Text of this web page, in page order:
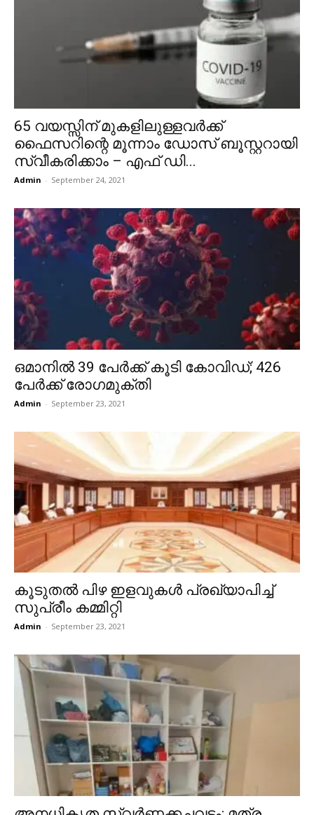
65 വയസ്സിന് മുകളിലുള്ളവർക്ക്
ഫൈസറിന്റെ മൂന്നാം ഡോസ് ബൂസ്റ്ററായി
സ്വീകരിക്കാം – എഫ് ഡി...
Admin - September 24, 2021
ഒമാനിൽ 39 പേർക്ക് കൂടി കോവിഡ്; 426
പേർക്ക് രോഗമുക്തി
Admin - September 23, 2021
കൂടുതൽ പിഴ ഇളവുകൾ പ്രഖ്യാപിച്ച്
സുപ്രീം കമ്മിറ്റി
Admin - September 23, 2021